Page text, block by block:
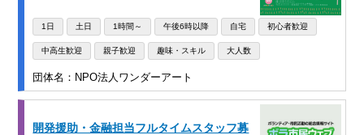
1日 土日 1時間～ 午後6時以降 自宅 初心者歓迎
中高生歓迎 親子歓迎 趣味・スキル 大人数
団体名：NPO法人ワンダーアート
開発援助・金融担当フルタイムスタッフ募